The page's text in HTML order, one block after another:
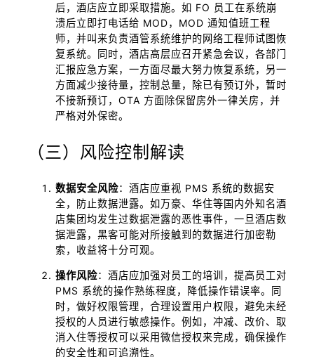
后，酒店应立即采取措施。如 FO 员工在系统崩
溃后立即打电话给 MOD，MOD 通知值班工程
师，并叫来负责酒管系统维护的网络工程师试图恢
复系统。同时，酒店高层应召开紧急会议，各部门
汇报应急方案，一方面尽最大努力恢复系统，另一
方面减少接待量，控制总量，除已有预订外，暂时
不接新预订，OTA 方面除保留房外一律关房，并
严格对外保密。
（三）风险控制解读
数据安全风险：酒店应重视 PMS 系统的数据安
全，防止数据泄露。如万豪、华住等国内外知名酒
店集团均发生过数据泄露的恶性事件，一旦酒店数
据泄露，黑客可能对所接触到的数据进行加密勒
索，收益将十分可观。
操作风险：酒店应加强对员工的培训，提高员工对
PMS 系统的操作熟练程度，降低操作错误率。同
时，做好权限管理，合理设置用户权限，避免未经
授权的人员进行敏感操作。例如，冲减、改价、取
消入住等授权可以采用微信授权来完成，确保操作
的安全性和可追溯性。